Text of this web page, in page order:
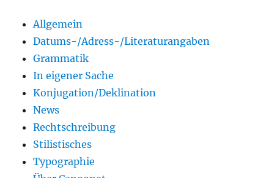
Allgemein
Datums-/Adress-/Literaturangaben
Grammatik
In eigener Sache
Konjugation/Deklination
News
Rechtschreibung
Stilistisches
Typographie